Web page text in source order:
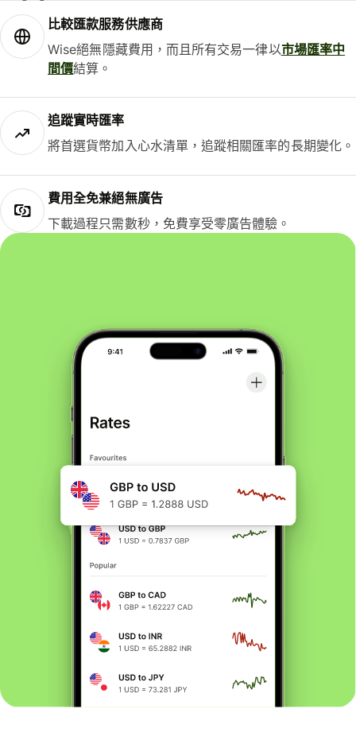
比較匯款服務供應商
Wise絕無隱藏費用，而且所有交易一律以市場匯率中
間價結算。
追蹤實時匯率
將首選貨幣加入心水清單，追蹤相關匯率的長期變化。
費用全免兼絕無廣告
下載過程只需數秒，免費享受零廣告體驗。